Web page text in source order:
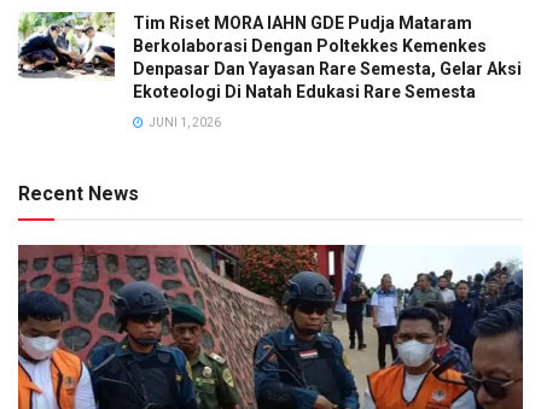
Tim Riset MORA IAHN GDE Pudja Mataram
Berkolaborasi Dengan Poltekkes Kemenkes
Denpasar Dan Yayasan Rare Semesta, Gelar Aksi
Ekoteologi Di Natah Edukasi Rare Semesta
JUNI 1, 2026
Recent News